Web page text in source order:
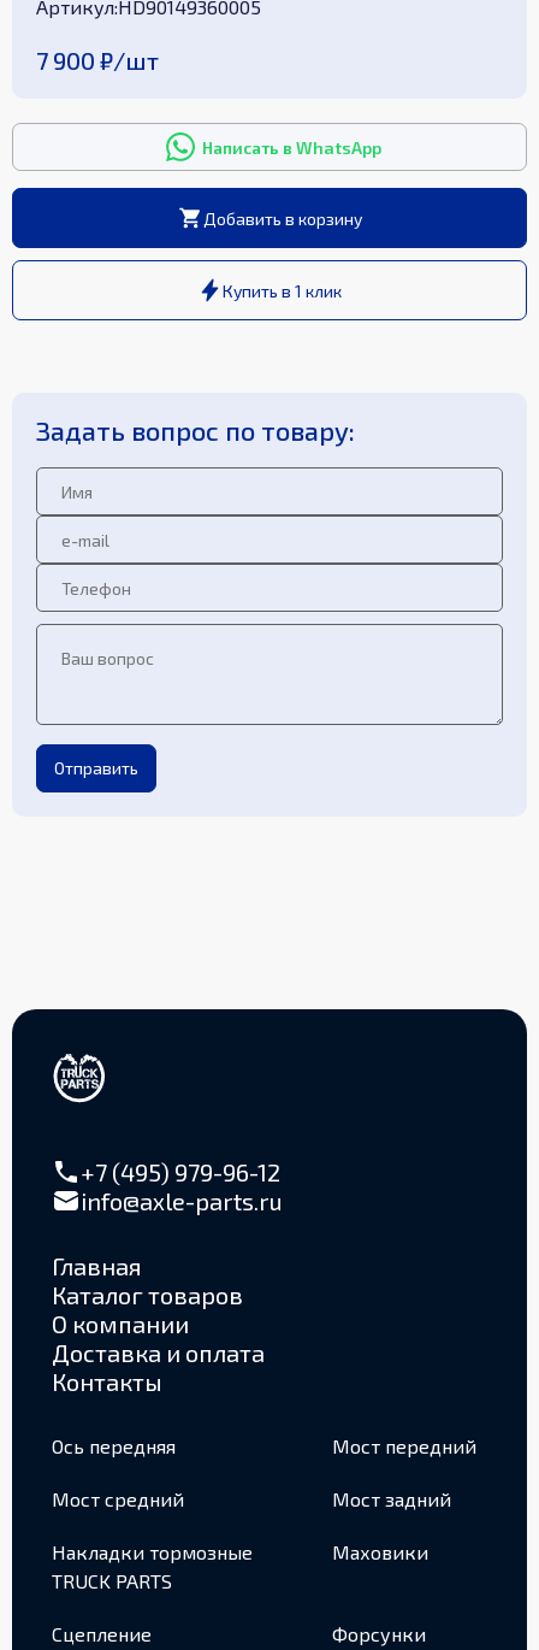
Aртикул:HD90149360005
7 900 ₽/шт
Написать в WhatsApp
Добавить в корзину
Купить в 1 клик
Задать вопрос по товару:
Отправить
+7 (495) 979-96-12
info@axle-parts.ru
Главная
Каталог товаров
О компании
Доставка и оплата
Контакты
Ось передняя Мост передний
Мост средний Мост задний
Накладки тормозные
TRUCK PARTS
Маховики
Сцепление Форсунки